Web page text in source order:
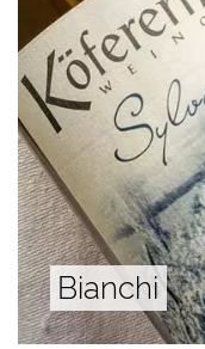
Bianchi